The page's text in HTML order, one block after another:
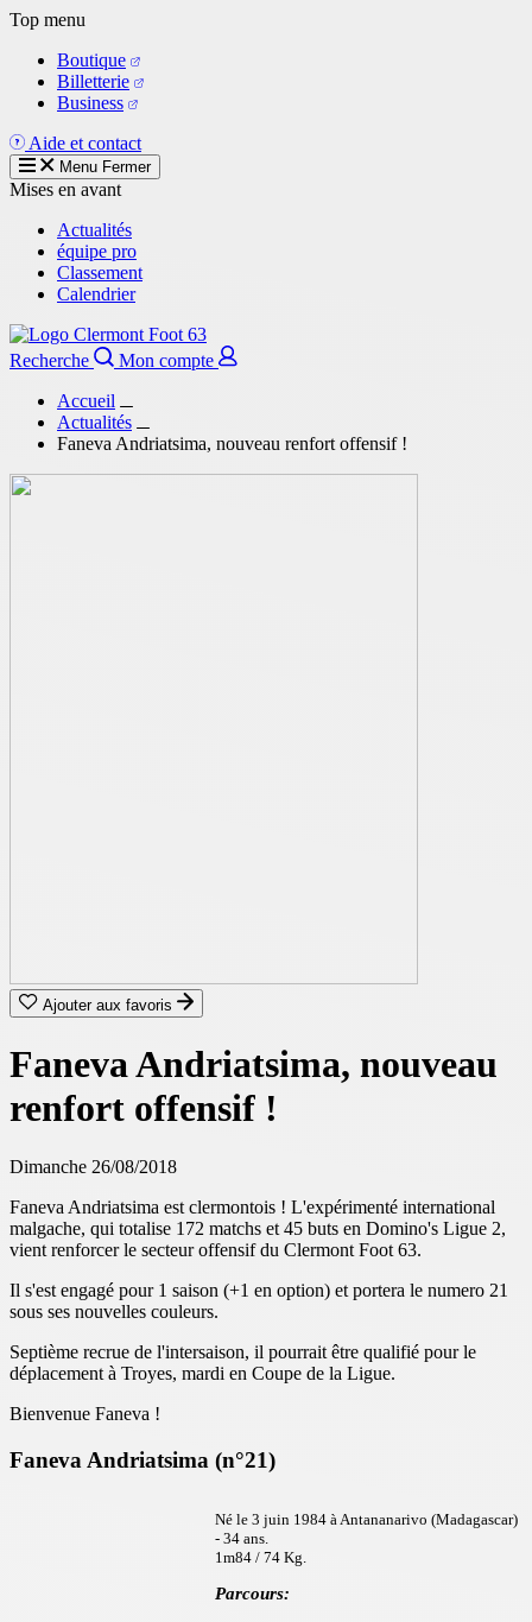
Aller
contenu
principal
Top menu
Boutique
Billetterie
Business
Aide et contact
Menu Fermer
Mises en avant
Actualités
équipe pro
Classement
Calendrier
Recherche
Mon compte
Accueil
Actualités
Faneva Andriatsima, nouveau renfort offensif !
Ajouter aux favoris
Faneva Andriatsima, nouveau
renfort offensif !
Dimanche 26/08/2018
Faneva Andriatsima est clermontois ! L'expérimenté international
malgache, qui totalise 172 matchs et 45 buts en Domino's Ligue 2,
vient renforcer le secteur offensif du Clermont Foot 63.
Il s'est engagé pour 1 saison (+1 en option) et portera le numero 21
sous ses nouvelles couleurs.
Septième recrue de l'intersaison, il pourrait être qualifié pour le
déplacement à Troyes, mardi en Coupe de la Ligue.
Bienvenue Faneva !
Faneva Andriatsima (n°21)
Né le 3 juin 1984 à Antananarivo (Madagascar)
- 34 ans.
1m84 / 74 Kg.
Parcours: